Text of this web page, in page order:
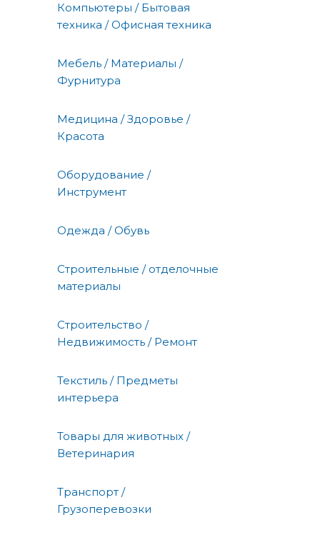
Компьютеры / Бытовая
техника / Офисная техника
Мебель / Материалы /
Фурнитура
Медицина / Здоровье /
Красота
Оборудование /
Инструмент
Одежда / Обувь
Строительные / отделочные
материалы
Строительство /
Недвижимость / Ремонт
Текстиль / Предметы
интерьера
Товары для животных /
Ветеринария
Транспорт /
Грузоперевозки